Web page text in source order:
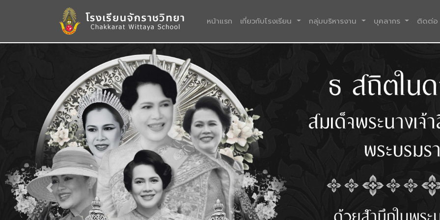
หน้าแรก (current)
เกี่ยวกับโรงเรียน กลุ่มบริหารงาน บุคลากร ติดต่อ
Previous